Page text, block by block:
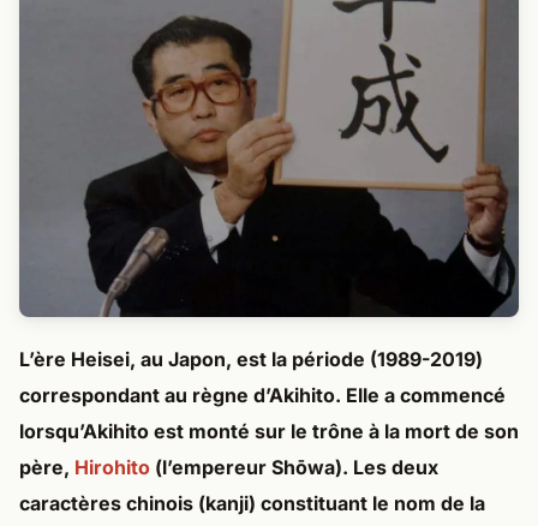
L’ère Heisei, au Japon, est la période (1989-2019)
correspondant au règne d’Akihito. Elle a commencé
lorsqu’Akihito est monté sur le trône à la mort de son
père, Hirohito (l’empereur Shōwa). Les deux
caractères chinois (kanji) constituant le nom de la